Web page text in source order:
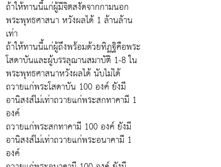
ถ้าให้ทานนี้แก่ผู้มีจิตสงัดจากกามนอก
พระพุทธศาสนา หวังผลได้ 1 ล้านล้าน
เท่า
ถ้าให้ทานนี้แก่ผู้ถึงพร้อมด้วยทิฏฐิคือพระ
โสดาบันและผู้บรรลุฌานสมาบัติ 1-8 ใน
พระพุทธศาสนาหวังผลได้ นับไม่ได้
ถวายแก่พระโสดาบัน 100 องค์ ยังมี
อานิสงส์ไม่เท่าถวายแก่พระสกทาคามี 1
องค์
ถวายแก่พระสกทาคามี 100 องค์ ยังมี
อานิสงส์ไม่เท่าถวายแก่พระอนาคามี 1
องค์